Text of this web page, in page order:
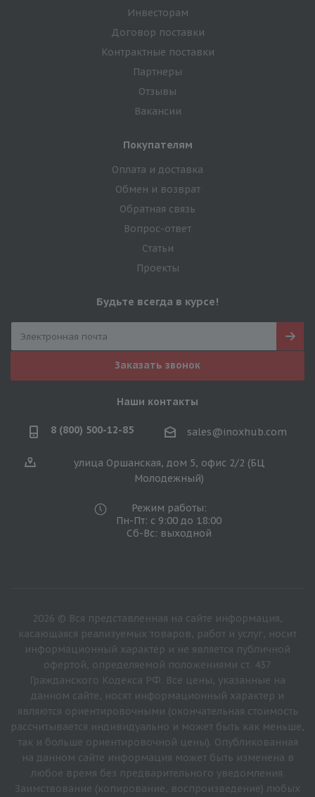
Инвесторам
Договор поставки
Контрактные поставки
Партнеры
Отзывы
Вакансии
Покупателям
Оплата и доставка
Обмен и возврат
Обратная связь
Вопрос-ответ
Статьи
Проекты
Будьте всегда в курсе!
Заказать звонок
Наши контакты
8 (800) 500-12-85 sales@inoxhub.com
улица Оршанская, дом 5, офис 2/2 (БЦ
Молодежный)
Режим работы:
Пн-Пт: с 9:00 до 18:00
Сб-Вс: выходной
2026 © Вся представленная на сайте информация,
касающаяся реализуемых товаров, работ и услуг, носит
информационный характер и не является публичной
офертой, определяемой положениями ст. 437
Гражданского Кодекса РФ. Все цены, указанные на
данном сайте, носят информационный характер и
являются ориентировочными (окончательная стоимость
рассчитывается индивидуально и может быть как меньше,
так и больше ориентировочной цены). Опубликованная
на данном сайте информация может быть изменена в
любое время без предварительного уведомления.
Заимствование (копирование, воспроизведение) любых